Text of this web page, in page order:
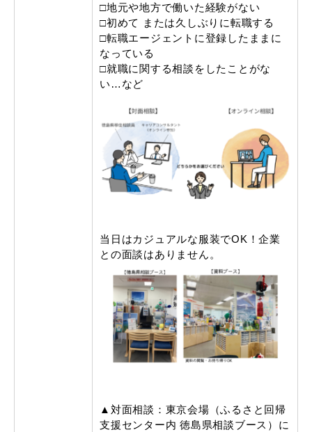
□地元や地方で働いた経験がない
□初めて または久しぶりに転職する
□転職エージェントに登録したままに
なっている
□就職に関する相談をしたことがな
い…など
当日はカジュアルな服装でOK！企業
との面談はありません。
▲対面相談：東京会場（ふるさと回帰
支援センター内 徳島県相談ブース）に